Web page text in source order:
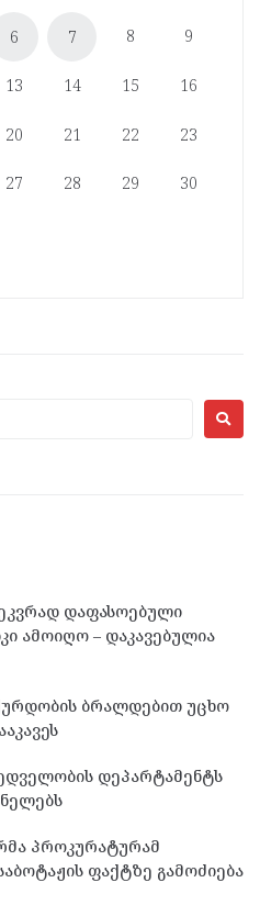
6 7 8 9
13 14 15 16
20 21 22 23
27 28 29 30
დაფასოებული
ამოიღო – დაკავებულია
ბრალდებით უცხო
დეპარტამენტს
პროკურატურამ
ფაქტზე გამოძიება